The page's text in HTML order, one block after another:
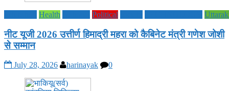
Health Political
नीट यूजी 2026 उत्तीर्ण हिमाद्री महरा को कैबिनेट मंत्री गणेश जोशी
से सम्मान
July 28, 2026 harinayak 0